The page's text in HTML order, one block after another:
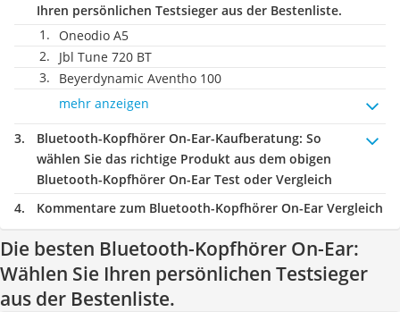
Ihren persönlichen Testsieger aus der Bestenliste.
Oneodio A5
Jbl Tune 720 BT
Beyerdynamic Aventho 100
mehr anzeigen
Bluetooth-Kopfhörer On-Ear-Kaufberatung: So
wählen Sie das richtige Produkt aus dem obigen
Bluetooth-Kopfhörer On-Ear Test oder Vergleich
Kommentare zum Bluetooth-Kopfhörer On-Ear Vergleich
Die besten Bluetooth-Kopfhörer On-Ear:
Wählen Sie Ihren persönlichen Testsieger
aus der Bestenliste.